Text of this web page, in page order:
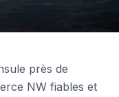
près de
NW fiables et